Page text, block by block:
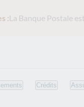
:La Banque Postale est
Crédits